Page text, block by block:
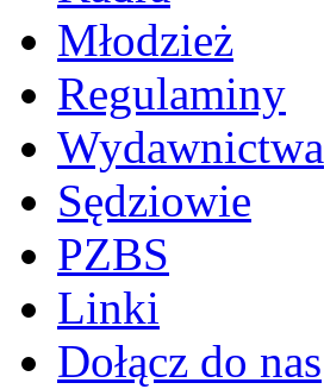
Młodzież
Regulaminy
Wydawnictwa
Sędziowie
PZBS
Linki
Dołącz do nas